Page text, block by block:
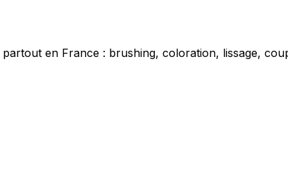
en France : brushing, coloration, lissage,